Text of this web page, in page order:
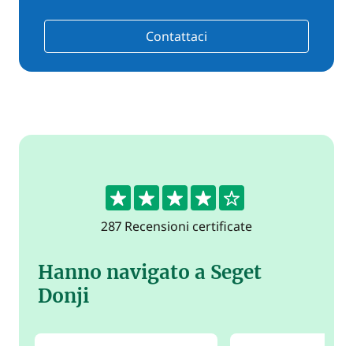
Contattaci
4.4
287 Recensioni certificate
Hanno navigato a Seget
Donji